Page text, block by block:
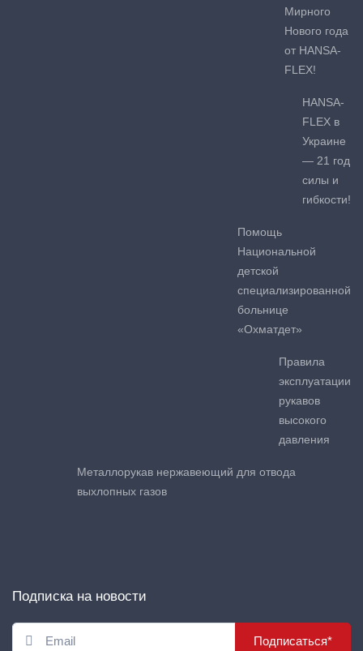
Мирного
Нового года
от HANSA-
FLEX!
HANSA-
FLEX в
Украине
— 21 год
силы и
гибкости!
Помощь
Национальной
детской
специализированной
больнице
«Охматдет»
Правила
эксплуатации
рукавов
высокого
давления
Металлорукав нержавеющий для отвода
выхлопных газов
Подписка на новости
Подписаться*